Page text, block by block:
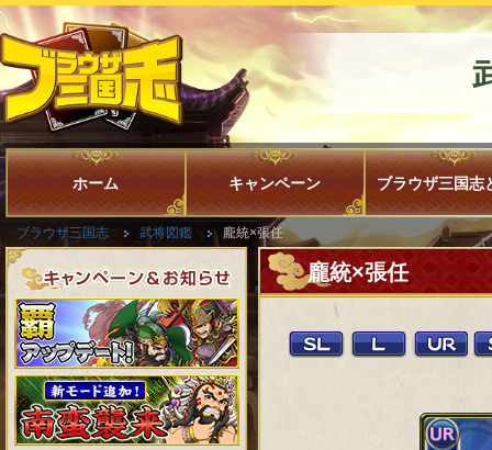
ホーム キャンペーン ブラウザ三国志
ブラウザ三国志 武将図鑑 龐統×張任
龐統×張任